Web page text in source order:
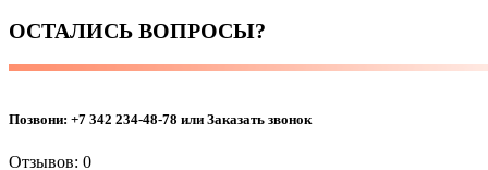
ОСТАЛИСЬ ВОПРОСЫ?
Позвони: +7 342 234-48-78 или Заказать звонок
Отзывов: 0